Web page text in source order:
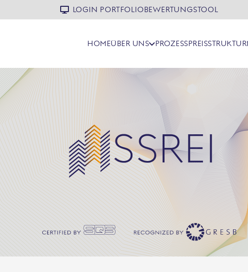
LOGIN PORTFOLIOBEWERTUNGSTOOL
HOMEÜBER UNS PROZESSPREISSTRUKTUR